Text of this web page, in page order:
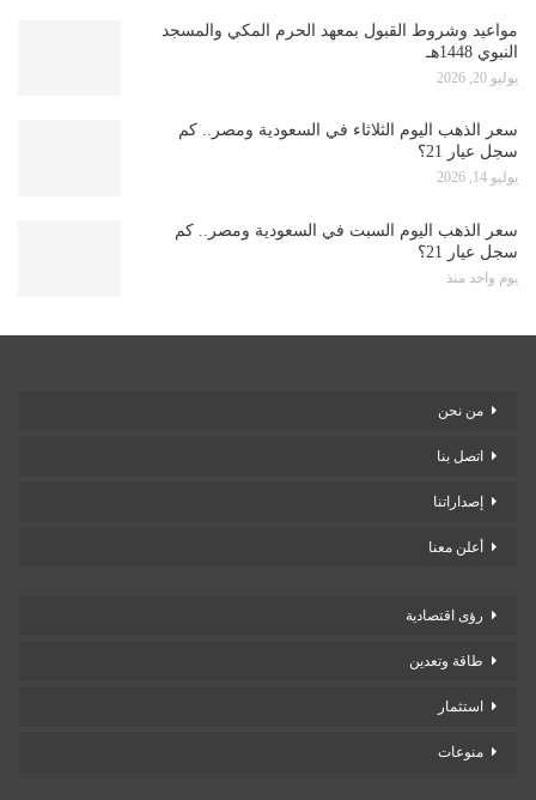
مواعيد وشروط القبول بمعهد الحرم المكي والمسجد
النبوي 1448هـ
يوليو 20, 2026
سعر الذهب اليوم الثلاثاء في السعودية ومصر.. كم
سجل عيار 21؟
يوليو 14, 2026
سعر الذهب اليوم السبت في السعودية ومصر.. كم
سجل عيار 21؟
يوم واحد منذ
من نحن
اتصل بنا
إصداراتنا
أعلن معنا
رؤى اقتصادية
طاقة وتعدين
استثمار
منوعات